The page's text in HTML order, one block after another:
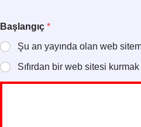
Başlangıç *
Şu an yayında olan web
Sıfırdan bir web sitesi